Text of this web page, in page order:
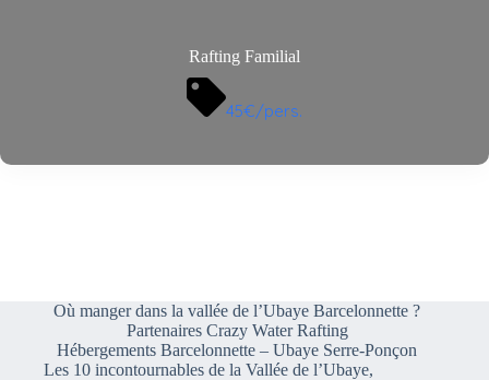
Rafting Familial
45€/pers.
Où manger dans la vallée de l’Ubaye Barcelonnette ?
Partenaires Crazy Water Rafting
Hébergements Barcelonnette – Ubaye Serre-Ponçon
Les 10 incontournables de la Vallée de l’Ubaye,